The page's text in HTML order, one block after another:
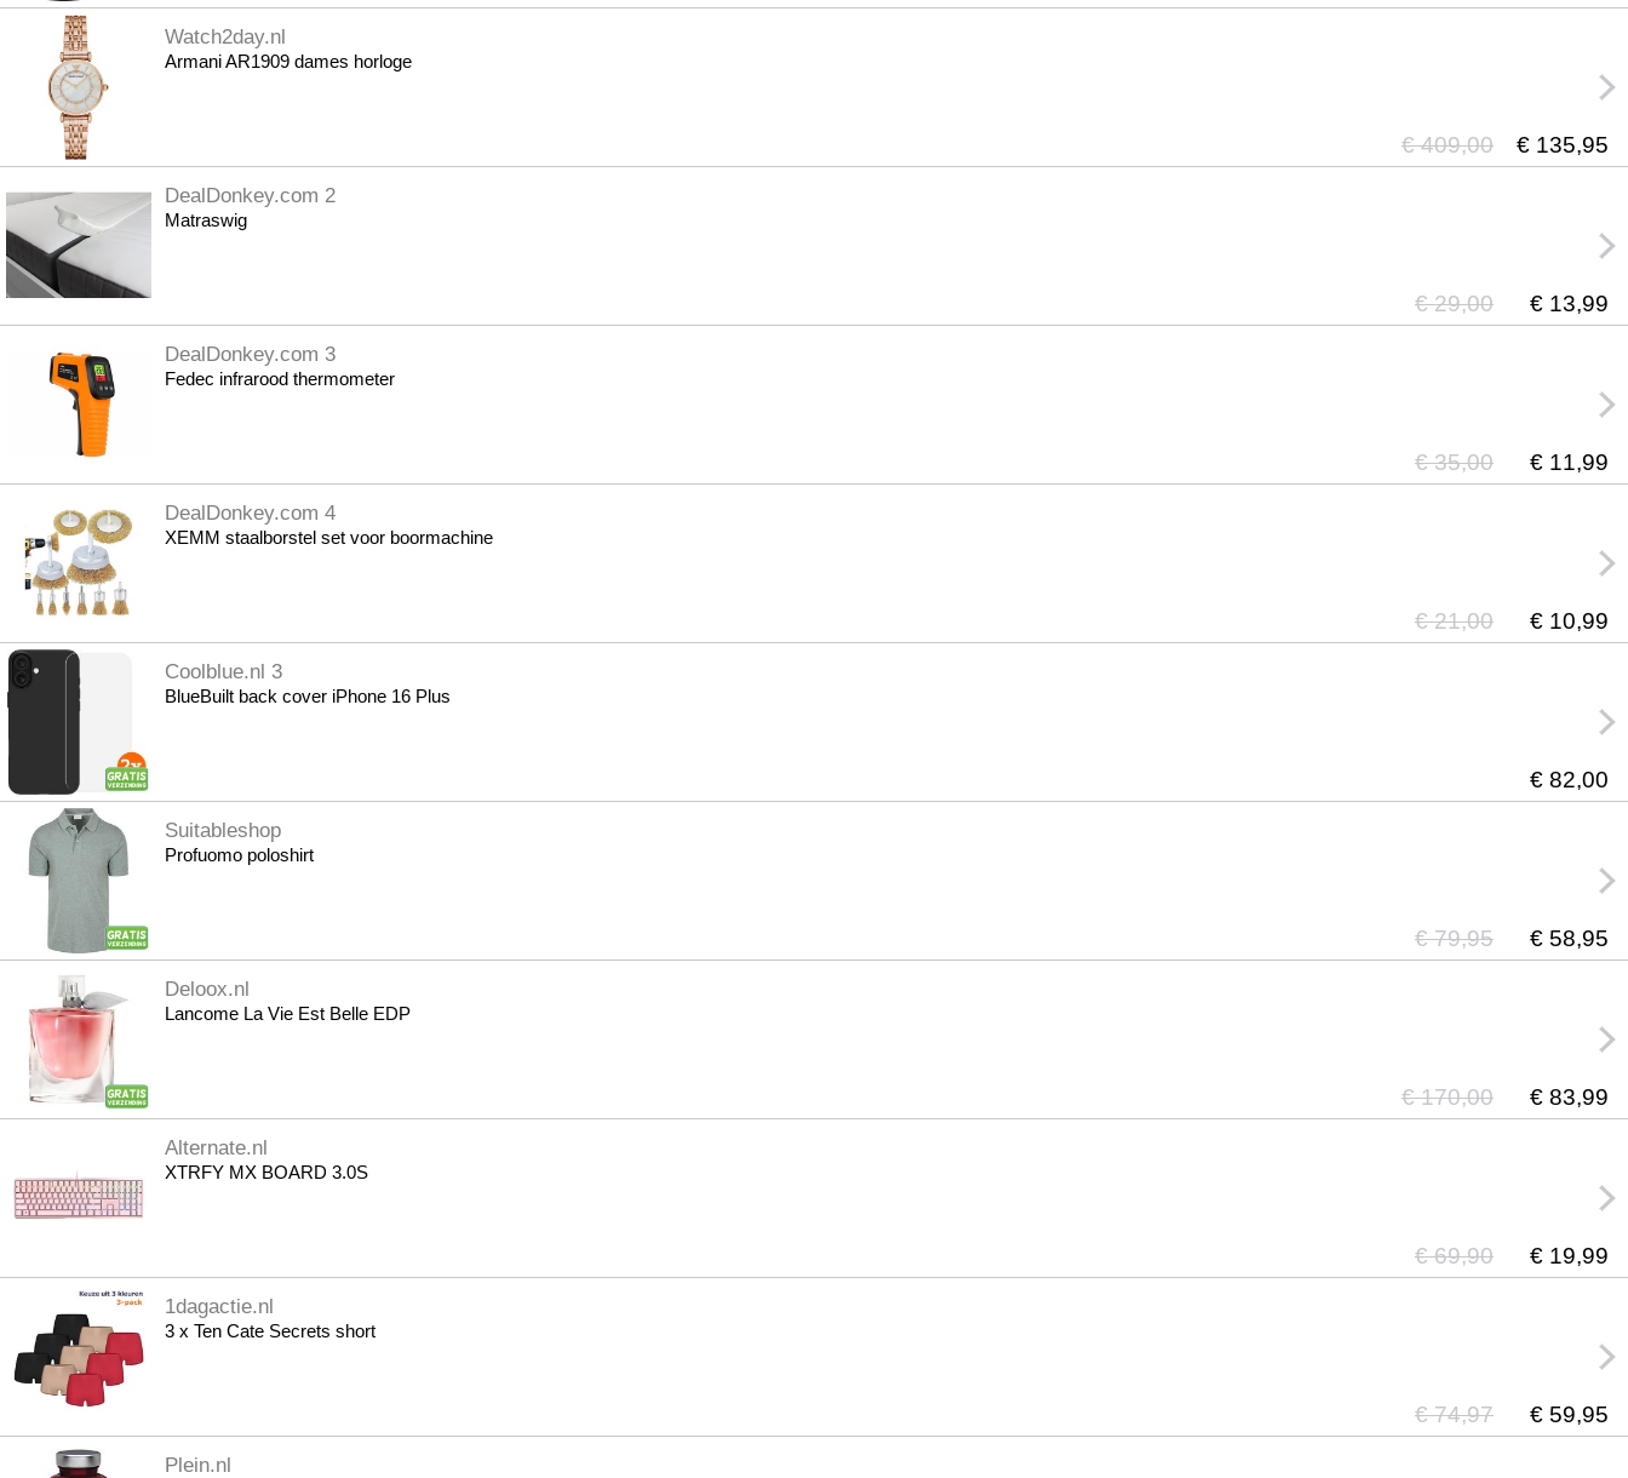
Watch2day.nl
Armani AR1909 dames horloge
€ 409,00 € 135,95
DealDonkey.com 2
Matraswig
€ 29,00 € 13,99
DealDonkey.com 3
Fedec infrarood thermometer
€ 35,00 € 11,99
DealDonkey.com 4
XEMM staalborstel set voor boormachine
€ 21,00 € 10,99
Coolblue.nl 3
BlueBuilt back cover iPhone 16 Plus
€ 82,00
Suitableshop
Profuomo poloshirt
€ 79,95 € 58,95
Deloox.nl
Lancome La Vie Est Belle EDP
€ 170,00 € 83,99
Alternate.nl
XTRFY MX BOARD 3.0S
€ 69,90 € 19,99
1dagactie.nl
3 x Ten Cate Secrets short
€ 74,97 € 59,95
Plein.nl